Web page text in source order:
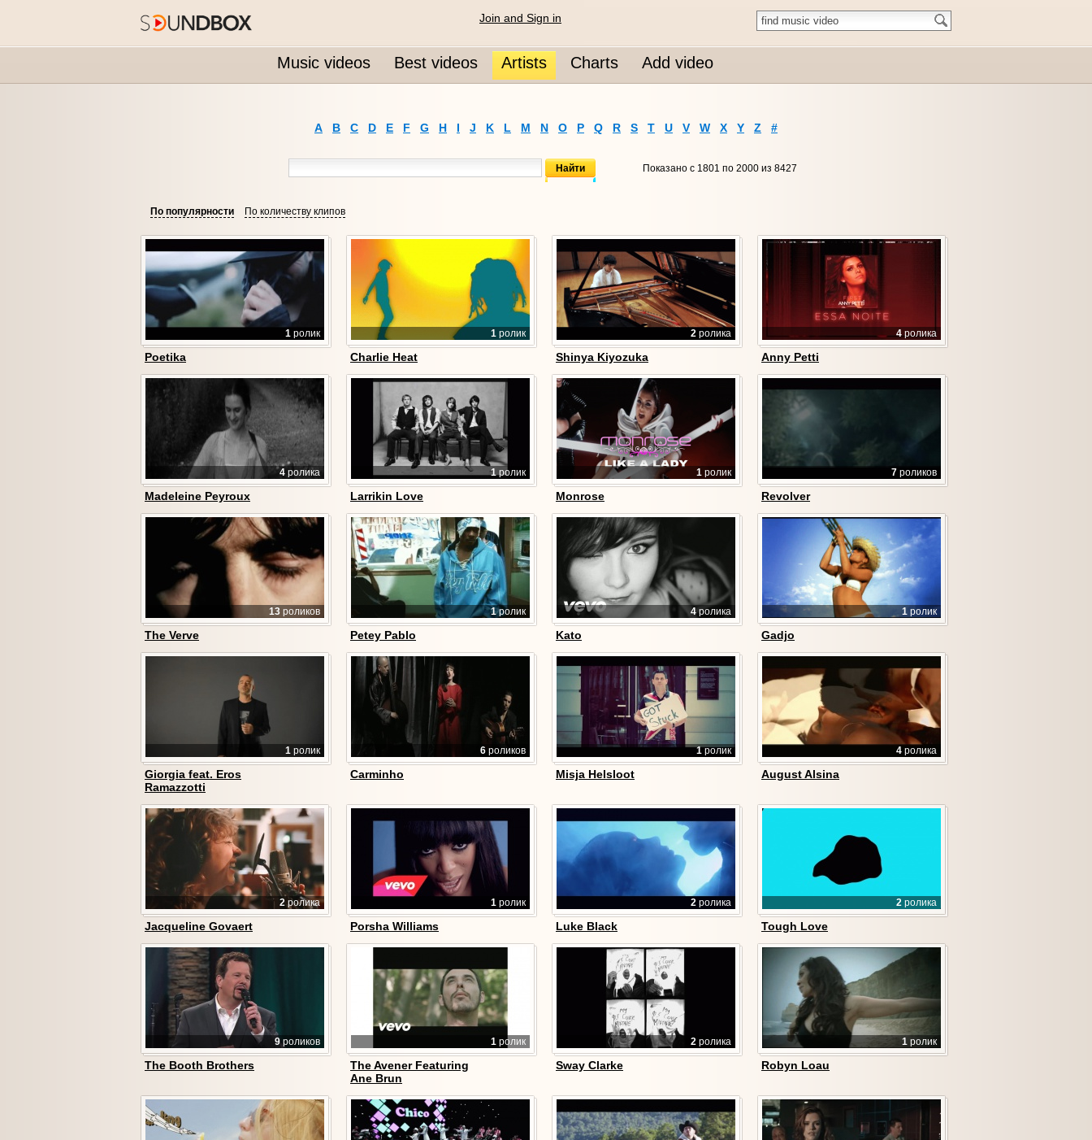
Join and Sign in
Music videos Best videos Artists Charts Add video
A B C D E F G H I J K L M N O P Q R S T U V W X Y Z #
Показано с 1801 по 2000 из 8427
По популярности По количеству клипов
1 ролик
Poetika
1 ролик
Charlie Heat
2 ролика
Shinya Kiyozuka
4ролика
Anny Petti
4 ролика
Madeleine Peyroux
1ролик
Larrikin Love
1 ролик
Monrose
7 роликов
Revolver
13 роликов
The Verve
1ролик
Petey Pablo
4ролика
Kato
1 ролик
Gadjo
1 ролик
Giorgia feat. Eros
Ramazzotti
6 роликов
Carminho
1ролик
Misja Helsloot
4 ролика
August Alsina
2ролика
Jacqueline Govaert
1 ролик
Porsha Williams
2 ролика
Luke Black
2 ролика
Tough Love
9роликов
The Booth Brothers
1 ролик
The Avener Featuring
Ane Brun
2 ролика
Sway Clarke
1 ролик
Robyn Loau